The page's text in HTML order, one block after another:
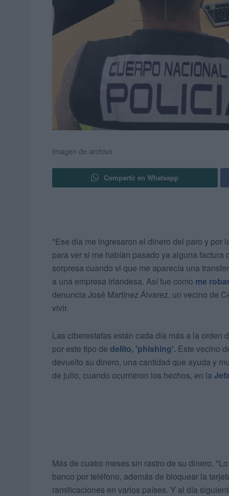
Imagen de archivo
Compartir en Whatsapp
"Ese día me ingresaron el dinero del paro y por
para ver si me habían pasado ya alguna
sorpresa cuando vi que me aparecía una
a una empresa irlandesa. Así fue como me
denuncia José Martínez Álvarez, un vecino de
vivir.
Las ciberestafas están cada día más a la orden
por este tipo de delito, 'phishing'. Este vecino
devuelto su dinero, una cantidad que ayuda y
de julio, cuando ocurrieron los hechos, en la
Más de cuatro meses sin rastro de su dinero.
banco por teléfono, además de bloquear la
ramificaciones en varios países. Y al día